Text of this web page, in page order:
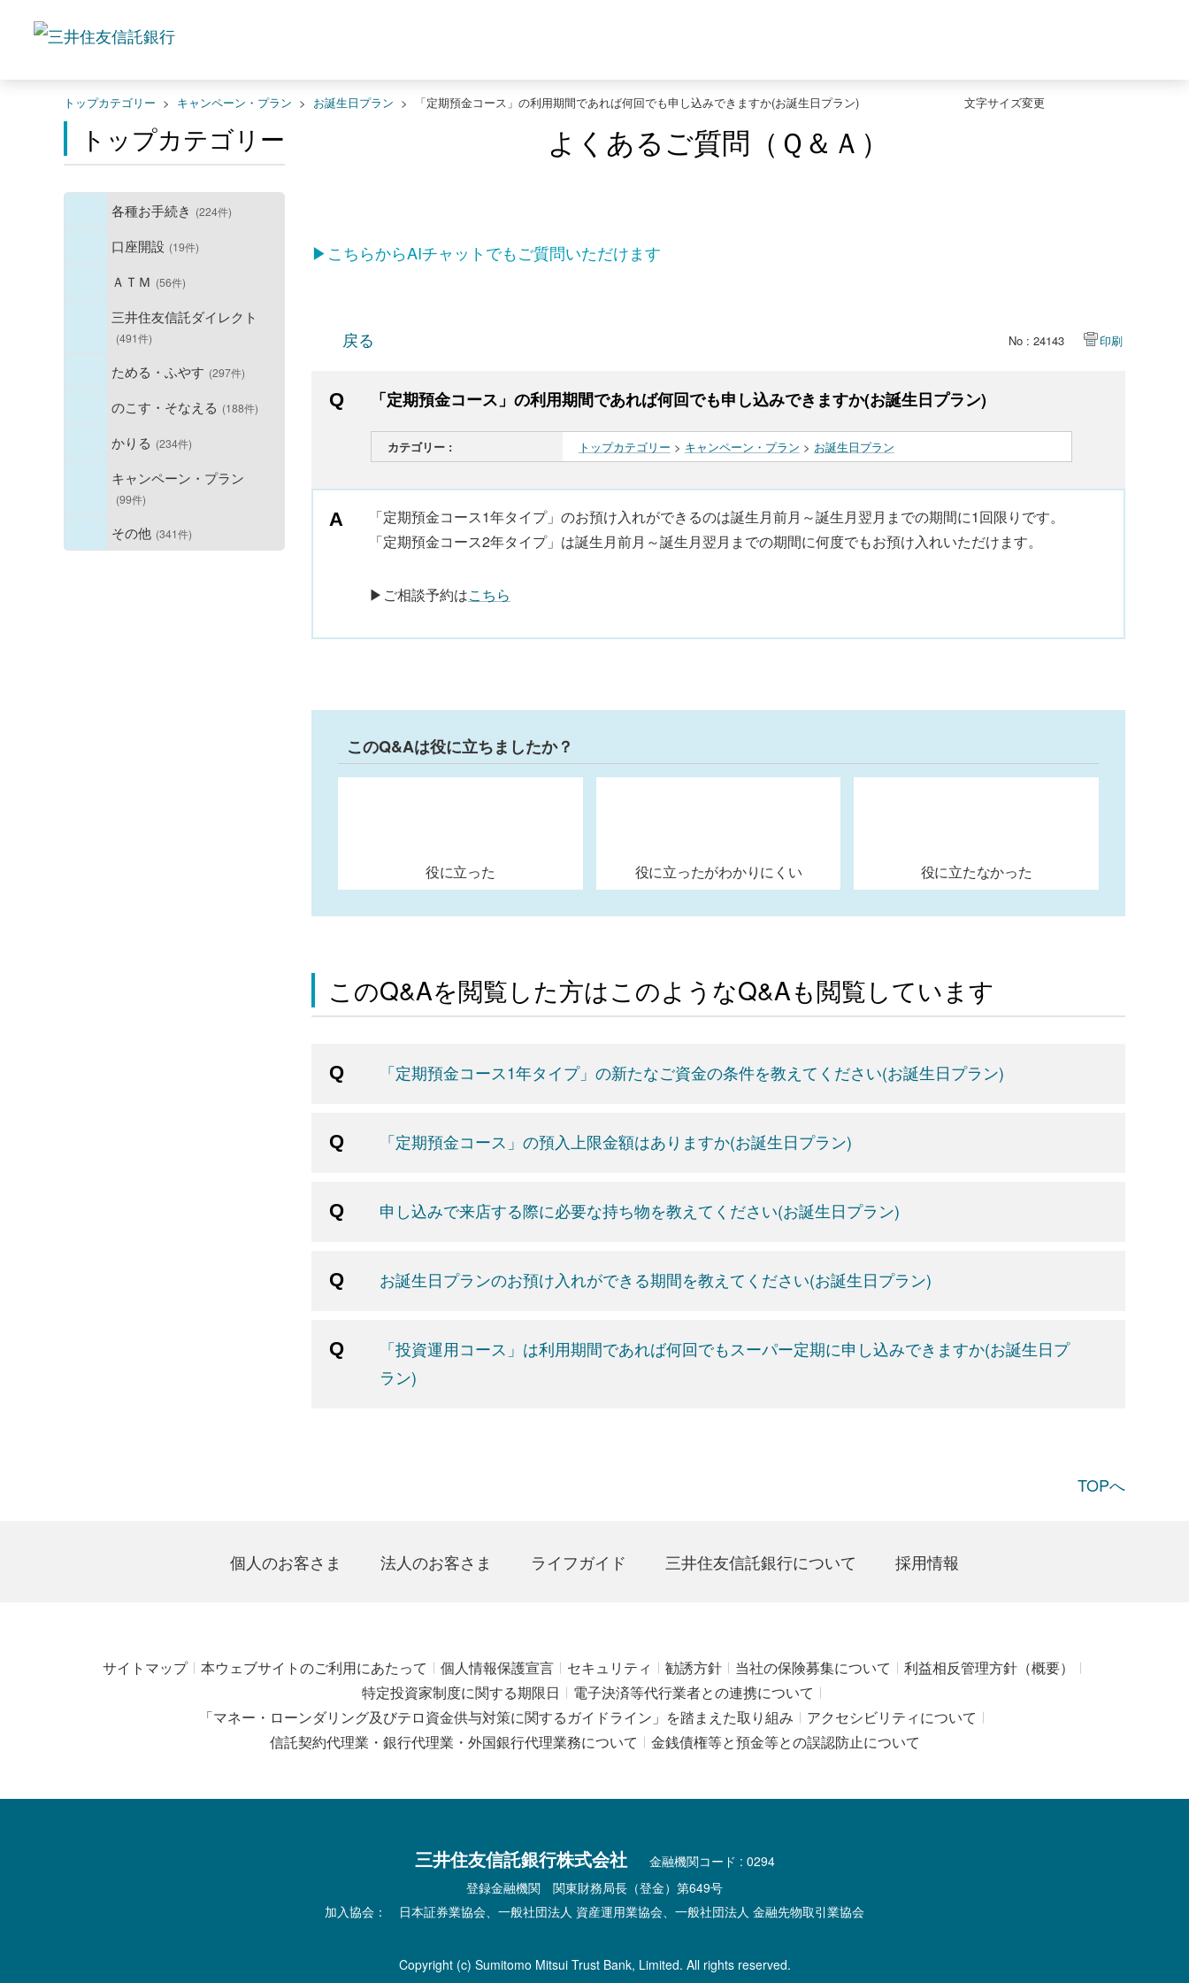
文字サイズ変更
トップカテゴリー > キャンペーン・プラン > お誕生日プラン > 「定期預金コース」の利用期間であれば何回でも申し込みできますか(お誕生日プラン)
トップカテゴリー
各種お手続き (224件)
口座開設 (19件)
ＡＴＭ (56件)
三井住友信託ダイレクト
(491件)
ためる・ふやす (297件)
のこす・そなえる (188件)
かりる (234件)
キャンペーン・プラン
(99件)
その他 (341件)
よくあるご質問（Ｑ＆Ａ）
▶こちらからAIチャットでもご質問いただけます
戻る No : 24143 印刷
「定期預金コース」の利用期間であれば何回でも申し込みできますか(お誕生日プラン)
カテゴリー : トップカテゴリー > キャンペーン・プラン > お誕生日プラン
「定期預金コース1年タイプ」のお預け入れができるのは誕生月前月～誕生月翌月までの期間に1回限りです。
「定期預金コース2年タイプ」は誕生月前月～誕生月翌月までの期間に何度でもお預け入れいただけます。
▶ご相談予約はこちら
このQ&Aは役に立ちましたか？
役に立った 役に立ったがわかりにくい 役に立たなかった
このQ&Aを閲覧した方はこのようなQ&Aも閲覧しています
「定期預金コース1年タイプ」の新たなご資金の条件を教えてください(お誕生日プラン)
「定期預金コース」の預入上限金額はありますか(お誕生日プラン)
申し込みで来店する際に必要な持ち物を教えてください(お誕生日プラン)
お誕生日プランのお預け入れができる期間を教えてください(お誕生日プラン)
「投資運用コース」は利用期間であれば何回でもスーパー定期に申し込みできますか(お誕生日プ
ラン)
TOPへ
個人のお客さま 法人のお客さま ライフガイド 三井住友信託銀行について 採用情報
サイトマップ 本ウェブサイトのご利用にあたって 個人情報保護宣言 セキュリティ 勧誘方針 当社の保険募集について
利益相反管理方針（概要）
特定投資家制度に関する期限日
電子決済等代行業者との連携について
「マネー・ローンダリング及びテロ資金供与対策に関するガイドライン」を踏まえた取り組み
アクセシビリティについて
信託契約代理業・銀行代理業・外国銀行代理業務について
金銭債権等と預金等との誤認防止について
三井住友信託銀行株式会社
金融機関コード : 0294
登録金融機関 関東財務局長（登金）第649号
加入協会： 日本証券業協会、一般社団法人 資産運用業協会、一般社団法人 金融先物取引業協会
Copyright (c) Sumitomo Mitsui Trust Bank, Limited. All rights reserved.